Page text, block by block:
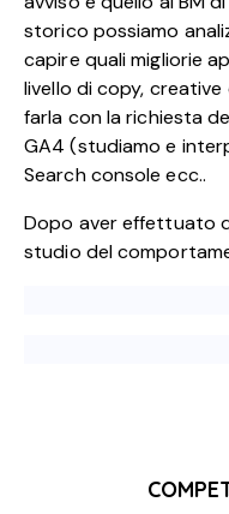
storico possiamo
capire quali migliorie
livello di copy,
farla con la richiesta
GA4 (studiamo e
Search console ecc..
Dopo aver effettuato
studio del